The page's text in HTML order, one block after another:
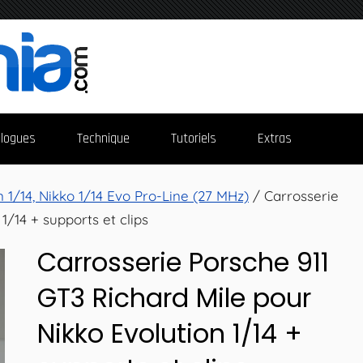
Technique Tutoriels Extras
14, Nikko 1/14 Evo Pro-Line (27 MHz) / Carrosserie
14 + supports et clips
Carrosserie Porsche 911
GT3 Richard Mile pour
Nikko Evolution 1/14 +